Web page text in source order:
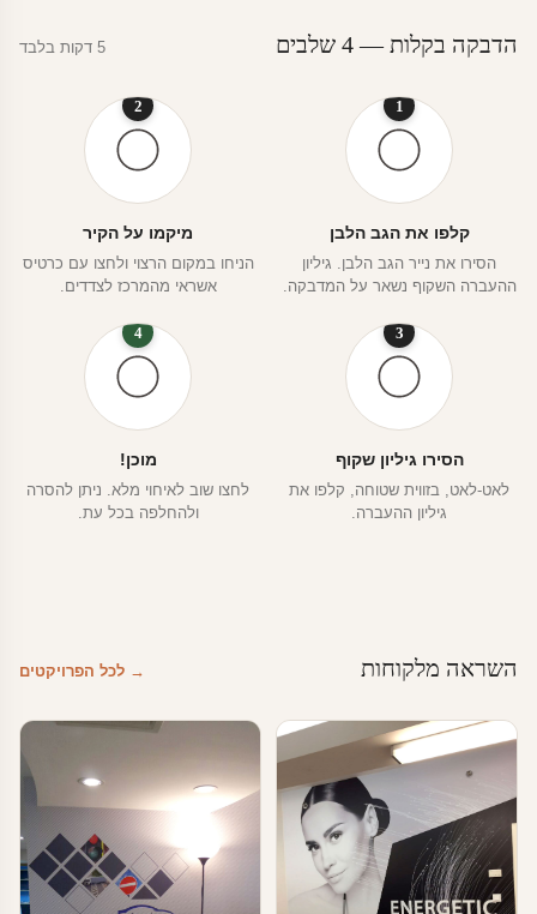
הדבקה בקלות — 4 שלבים 5 דקות בלבד
1
קלפו את הגב הלבן
הסירו את נייר הגב הלבן. גיליון
ההעברה השקוף נשאר על המדבקה.
2
מיקמו על הקיר
הניחו במקום הרצוי ולחצו עם כרטיס
אשראי מהמרכז לצדדים.
3
הסירו גיליון שקוף
לאט-לאט, בזווית שטוחה, קלפו את
גיליון ההעברה.
4
מוכן!
לחצו שוב לאיחוי מלא. ניתן להסרה
ולהחלפה בכל עת.
השראה מלקוחות → לכל הפרויקטים